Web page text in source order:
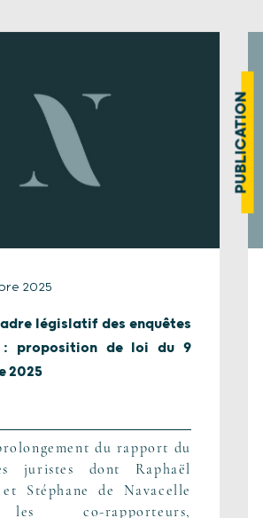
2025
législatif des enquêtes
: proposition de loi du 9
2025
du rapport du
juristes dont Raphaël
Stéphane de Navacelle
co-rapporteurs,
PUBLICATION